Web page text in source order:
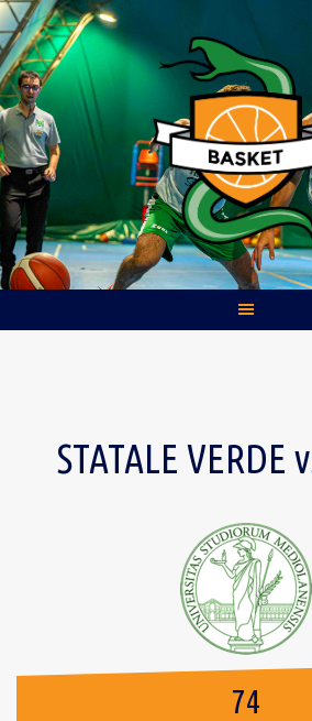
Skip
to
content
STATALE VERDE
74